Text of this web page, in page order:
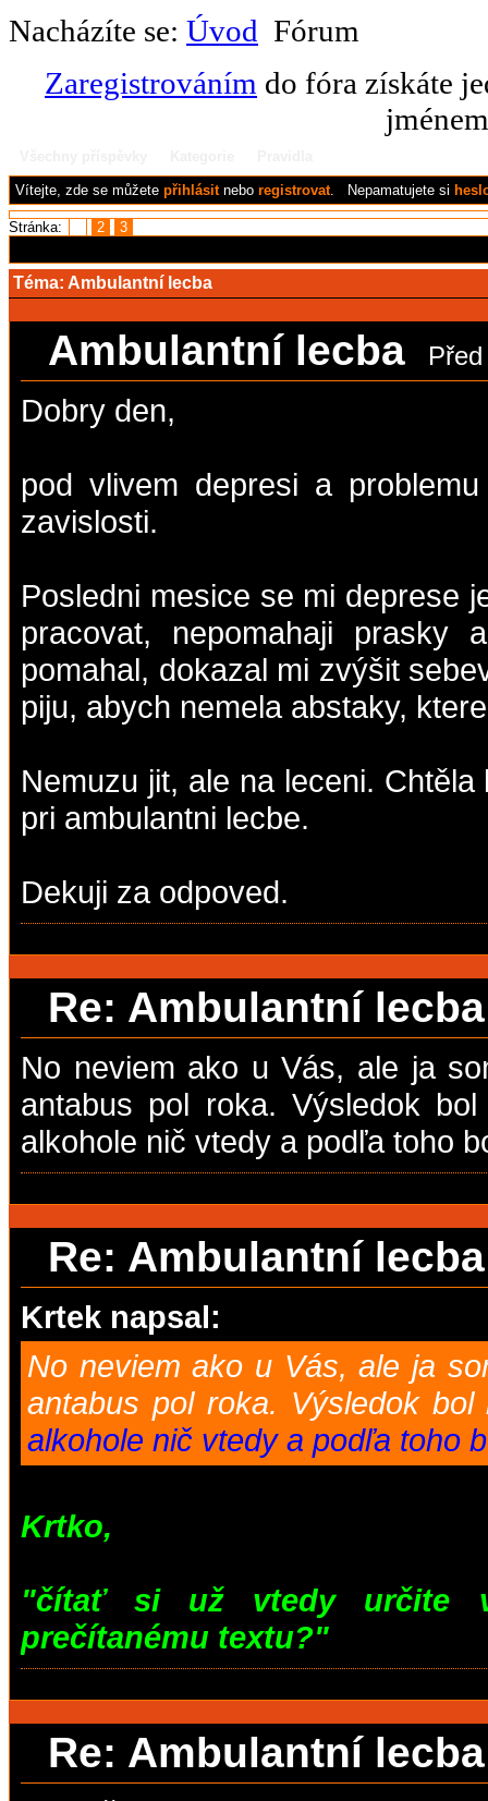
Nacházíte se: Úvod Fórum
Zaregistrováním do fóra získáte
Vítejte, zde se můžete přihlásitnebo registrovat. Nepamatujete si
Stránka: 2 3
Téma: Ambulantní lecba
Ambulantní lecba
Dobry den,
pod vlivem depresi a
zavislosti.
Posledni mesice se mi deprese
pracovat, nepomahaji prasky
pomahal, dokazal mi zvýšit
piju, abych nemela abstaky,
Nemuzu jit, ale na leceni.
pri ambulantni lecbe.
Dekuji za odpoved.
Re: Ambulantní
No neviem ako u Vás, ale ja
antabus pol roka. Výsledok
alkohole nič vtedy a podľa toho
Re: Ambulantní
Krtek napsal:
No neviem ako u Vás, ale ja
antabus pol roka. Výsledok
alkohole nič vtedy a podľa toho
Krtko,
"čítať si už vtedy určite
prečítanému textu?"
Re: Ambulantní